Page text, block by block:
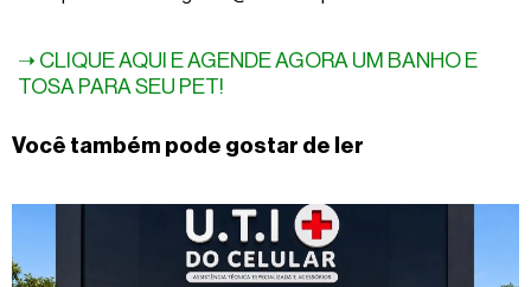
➝ CLIQUE AQUI E AGENDE AGORA UM BANHO E
TOSA PARA SEU PET!
Você também pode gostar de ler